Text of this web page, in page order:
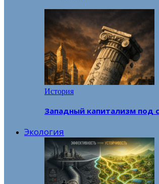
История
Западный капитализм под
Экология